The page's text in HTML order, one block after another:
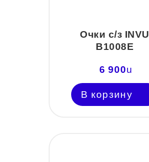
Очки с/з INVU
B1008E
6 900u
В корзину